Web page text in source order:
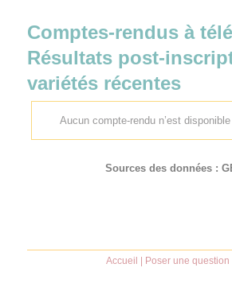
Comptes-rendus à
Résultats post-
variétés récentes
Aucun compte-rendu n’est
Sources des données :
Accueil Poser une question